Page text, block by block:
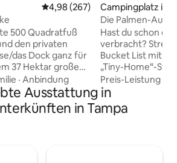
Durchschnittliche Bewertung:
4,98 (267)
500 Quadratfuß
den privaten
das Dock ganz für
37 Hektar großen
Zugang über
1 Kingsize-
Queensize-
Trockner,
· Anbindung
Campingplatz in
ssa
Die Palmen-
Hast du schon
verbracht?
Bucket List mit
„Tiny-Home“-Stil
Hillsborough
auf PureWow als
Airbnb-Hütten. Dieses moderne,
luxuriöse Tiny
Preis-Leistung
Ausstattung in
in Tampa